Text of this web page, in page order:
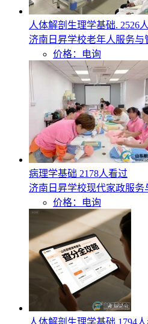
人体解剖生理学基础. 2526
济南日昇学校老年人服务与
价格：电询
病理学基础 2178人看过
济南日昇学校现代家政服务
价格：电询
人体解剖生理学基础 1794